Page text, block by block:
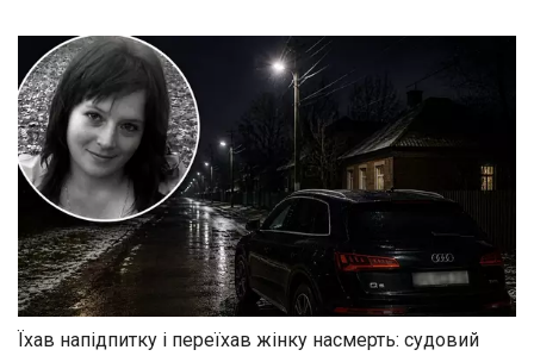
Їхав напідпитку і переїхав жінку насмерть: судовий